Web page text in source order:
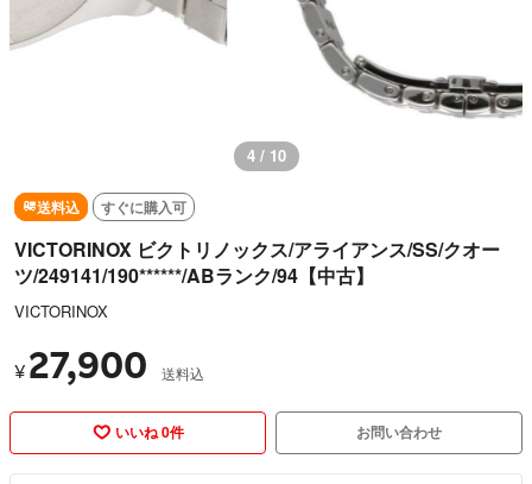
4 / 10
送料込 すぐに購入可
VICTORINOX ビクトリノックス/アライアンス/SS/クオー
ツ/249141/190******/ABランク/94【中古】
VICTORINOX
¥ 27,900 送料込
いいね 0件 お問い合わせ